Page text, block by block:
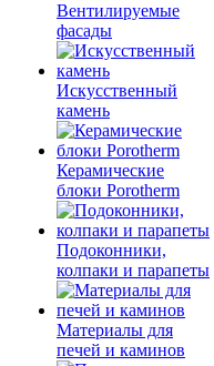
Вентилируемые
фасады
Искусственный
камень
Керамические
блоки Porotherm
Подоконники,
колпаки и парапеты
Материалы для
печей и каминов